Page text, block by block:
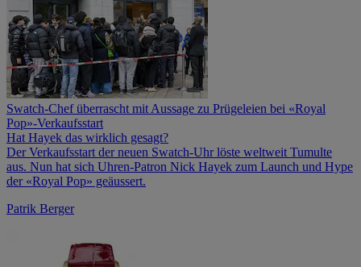
Swatch-Chef überrascht mit Aussage zu Prügeleien bei «Royal
Pop»-Verkaufsstart
Hat Hayek das wirklich gesagt?
Der Verkaufsstart der neuen Swatch-Uhr löste weltweit Tumulte
aus. Nun hat sich Uhren-Patron Nick Hayek zum Launch und Hype
der «Royal Pop» geäussert.
Patrik Berger